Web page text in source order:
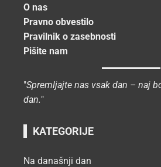
O nas
Pravno obvestilo
Pravilnik o zasebnosti
Pišite nam
"Spremljajte nas vsak dan – naj
dan."
KATEGORIJE
Na današnji dan